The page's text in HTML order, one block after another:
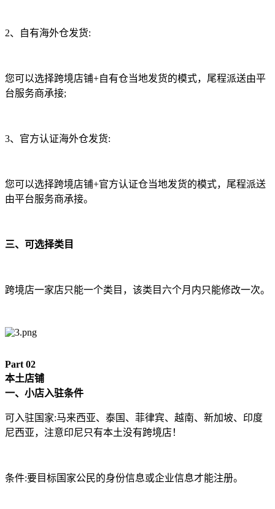
2、自有海外仓发货:
您可以选择跨境店铺+自有仓当地发货的模式，尾程派送由平
台服务商承接;
3、官方认证海外仓发货:
您可以选择跨境店铺+官方认证仓当地发货的模式，尾程派送
由平台服务商承接。
三、可选择类目
跨境店一家店只能一个类目，该类目六个月内只能修改一次。
Part 02
本土店铺
一、小店入驻条件
可入驻国家:马来西亚、泰国、菲律宾、越南、新加坡、印度
尼西亚，注意印尼只有本土没有跨境店！
条件:要目标国家公民的身份信息或企业信息才能注册。